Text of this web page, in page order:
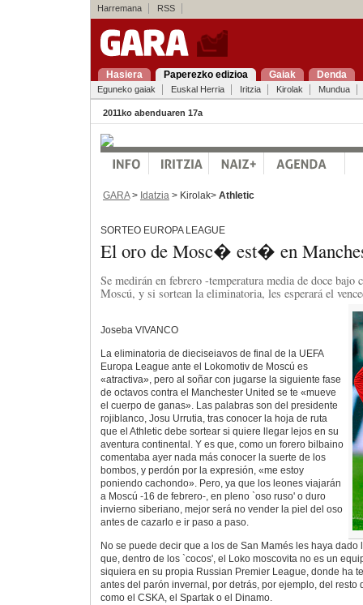
Harremana RSS
Hasiera Paperezko edizioa Gaiak Denda
Eguneko gaiak Euskal Herria Iritzia Kirolak Mundua
2011ko abenduaren 17a
GARA> Idatzia > Kirolak> Athletic
SORTEO EUROPA LEAGUE
El oro de Mosc� est� en
Se medirán en febrero -temperatura media de doce
Moscú, y si sortean la eliminatoria, les esperará el
Joseba VIVANCO
La eliminatoria de dieciseiavos de final de la UEFA
Europa League ante el Lokomotiv de Moscú es
«atractiva», pero al soñar con jugarse la siguiente fase
de octavos contra el Manchester United se te «mueve
el cuerpo de ganas». Las palabras son del presidente
rojiblanco, Josu Urrutia, tras conocer la hoja de ruta
que el Athletic debe sortear si quiere llegar lejos en su
aventura continental. Y es que, como un forero bilbaino
comentaba ayer nada más conocer la suerte de los
bombos, y perdón por la expresión, «me estoy
poniendo cachondo». Pero, ya que los leones viajarán
a Moscú -16 de febrero-, en pleno `oso ruso' o duro
invierno siberiano, mejor será no vender la piel del oso
antes de cazarlo e ir paso a paso.
No se puede decir que a los de San Mamés les haya dado
que, dentro de los `cocos', el Loko moscovita no es un
siquiera en su propia Russian Premier League, donde ha
antes del parón invernal, por detrás, por ejemplo, del resto
como el CSKA, el Spartak o el Dinamo.